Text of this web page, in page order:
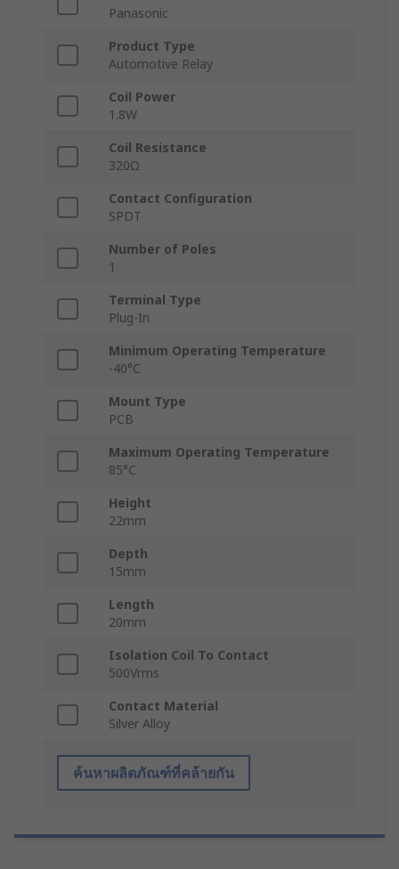
Panasonic
Product Type
Automotive Relay
Coil Power
1.8W
Coil Resistance
320Ω
Contact Configuration
SPDT
Number of Poles
1
Terminal Type
Plug-In
Minimum Operating Temperature
-40°C
Mount Type
PCB
Maximum Operating Temperature
85°C
Height
22mm
Depth
15mm
Length
20mm
Isolation Coil To Contact
500Vrms
Contact Material
Silver Alloy
ค้นหาผลิตภัณฑ์ที่คล้ายกัน